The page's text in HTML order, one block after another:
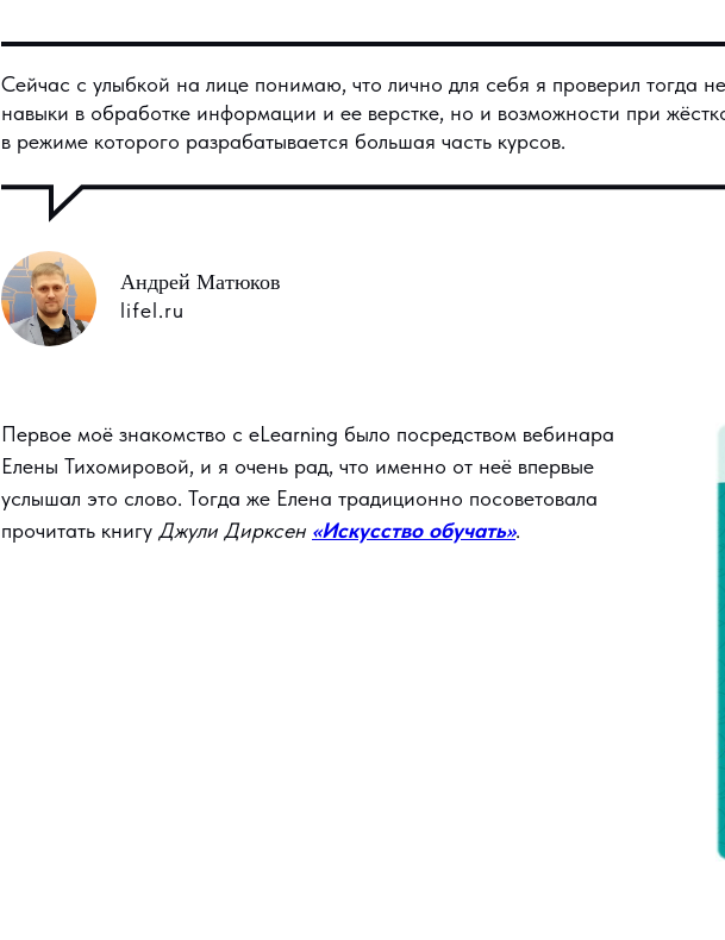
Сейчас с улыбкой на лице понимаю, что лично для себя я проверил тогда
навыки в обработке информации и ее верстке, но и возможности при
в режиме которого разрабатывается большая часть курсов.
Андрей Матюков
lifel.ru
Первое моё знакомство с eLearning было посредством вебинара
Елены Тихомировой, и я очень рад, что именно от неё впервые
услышал это слово. Тогда же Елена традиционно посоветовала
прочитать книгу Джули Дирксен «Искусство обучать».